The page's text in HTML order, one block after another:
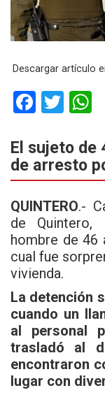
Descargar artículo
F
ce
b
o
k
T
tt
er s
p
p
El sujeto de
de arresto
QUINTERO.-
de
hombre de 46
cual fue
vivienda.
La detención
cuando un
al personal
trasladó al
encontraron
lugar con